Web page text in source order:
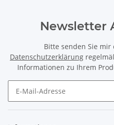
Newsletter
Bitte senden Sie
Datenschutzerklärung
Informationen zu Ihrem